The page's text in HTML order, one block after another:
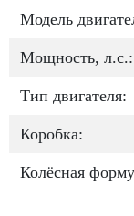
Модель
Мощность, л.с.:
Тип двигателя:
Коробка:
Колёсная